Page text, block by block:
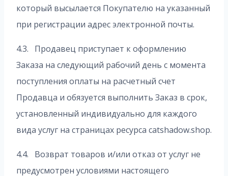
который высылается Покупателю на указанный
при регистрации адрес электронной почты.
4.3. Продавец приступает к оформлению
Заказа на следующий рабочий день с момента
поступления оплаты на расчетный счет
Продавца и обязуется выполнить Заказ в срок,
установленный индивидуально для каждого
вида услуг на страницах ресурса catshadow.shop.
4.4. Возврат товаров и/или отказ от услуг не
предусмотрен условиями настоящего